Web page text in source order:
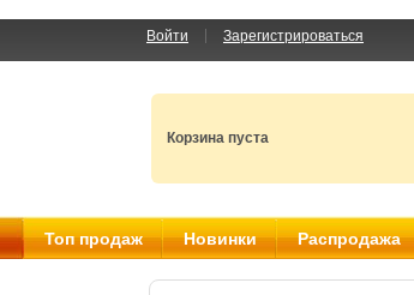
Войти Зарегистрироваться
Корзина пуста
Топ продаж Новинки Распродажа